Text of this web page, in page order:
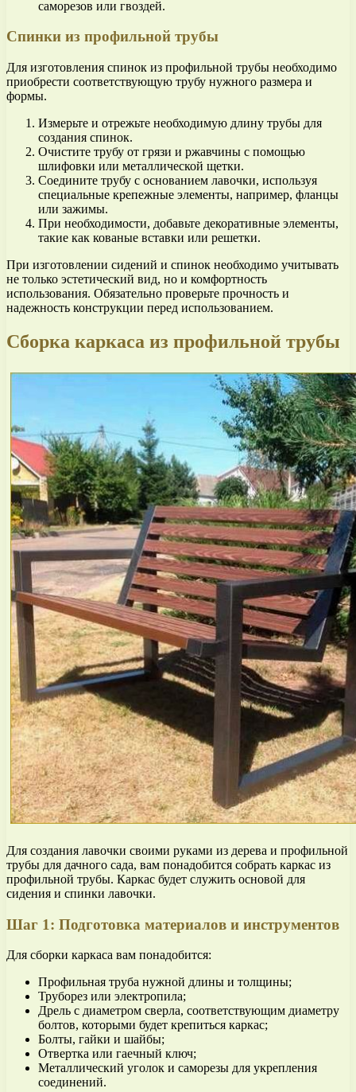
саморезов или гвоздей.
Спинки из профильной трубы
Для изготовления спинок из профильной трубы необходимо
приобрести соответствующую трубу нужного размера и
формы.
Измерьте и отрежьте необходимую длину трубы для
создания спинок.
Очистите трубу от грязи и ржавчины с помощью
шлифовки или металлической щетки.
Соедините трубу с основанием лавочки, используя
специальные крепежные элементы, например, фланцы
или зажимы.
При необходимости, добавьте декоративные элементы,
такие как кованые вставки или решетки.
При изготовлении сидений и спинок необходимо учитывать
не только эстетический вид, но и комфортность
использования. Обязательно проверьте прочность и
надежность конструкции перед использованием.
Сборка каркаса из профильной трубы
Для создания лавочки своими руками из дерева и профильной
трубы для дачного сада, вам понадобится собрать каркас из
профильной трубы. Каркас будет служить основой для
сидения и спинки лавочки.
Шаг 1: Подготовка материалов и инструментов
Для сборки каркаса вам понадобится:
Профильная труба нужной длины и толщины;
Труборез или электропила;
Дрель с диаметром сверла, соответствующим диаметру
болтов, которыми будет крепиться каркас;
Болты, гайки и шайбы;
Отвертка или гаечный ключ;
Металлический уголок и саморезы для укрепления
соединений.